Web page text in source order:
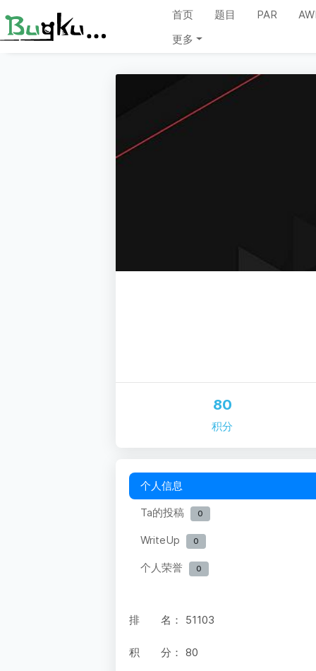
首页 题目 PAR
更多
80
积分
个人信息
Ta的投稿
0
WriteUp 0
个人荣誉 0
排 名： 51103
积 分： 80